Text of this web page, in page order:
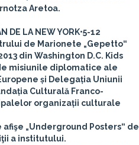
Aretoa.
DE LA NEW YORK•5-12
de Marionete „Gepetto“
din Washington D.C. Kids
misiunile diplomatice ale
și Delegația Uniunii
Culturală Franco-
organizații culturale
„Underground Posters“ de
a institutului.